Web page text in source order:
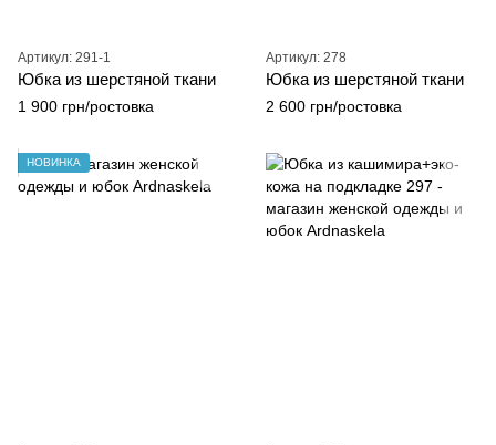
Артикул: 291-1
Юбка из шерстяной ткани
1 900 грн/ростовка
Артикул: 278
Юбка из шерстяной ткани
2 600 грн/ростовка
НОВИНКА